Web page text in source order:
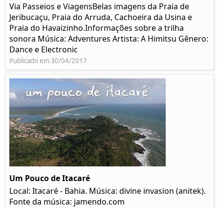
Via Passeios e ViagensBelas imagens da Praia de
Jeribucaçu, Praia do Arruda, Cachoeira da Usina e
Praia do Havaizinho.Informações sobre a trilha
sonora Música: Adventures Artista: A Himitsu Gênero:
Dance e Electronic
Publicado em 30/04/2017
Um Pouco de Itacaré
Local: Itacaré - Bahia. Música: divine invasion (anitek).
Fonte da música: jamendo.com